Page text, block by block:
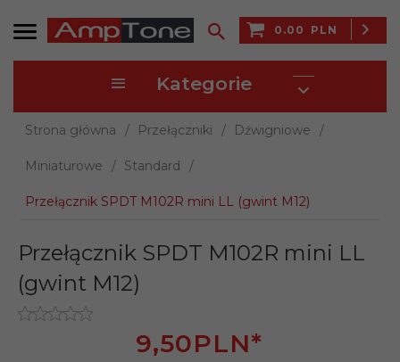
0.00 PLN
Kategorie
Strona główna Przełączniki Dźwigniowe
Miniaturowe Standard
Przełącznik SPDT M102R mini LL (gwint M12)
Przełącznik SPDT M102R mini LL
(gwint M12)
9,50PLN*